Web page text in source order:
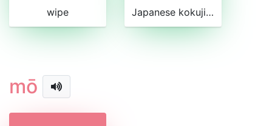
wipe Japanese kokuji pr. maro
mō